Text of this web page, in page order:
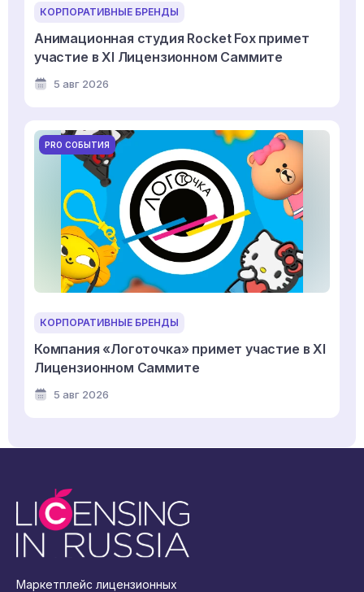
КОРПОРАТИВНЫЕ БРЕНДЫ
Анимационная студия Rocket Fox примет
участие в XI Лицензионном Саммите
5 авг 2026
PRO СОБЫТИЯ
КОРПОРАТИВНЫЕ БРЕНДЫ
Компания «Логоточка» примет участие в XI
Лицензионном Саммите
5 авг 2026
Маркетплейс лицензионных